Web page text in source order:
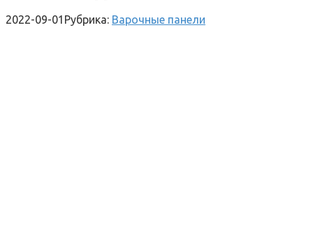
2022-09-01 Рубрика: Варочные панели